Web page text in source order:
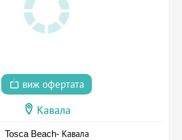
виж офертата
Кавала
Tosca Beach- Кавала